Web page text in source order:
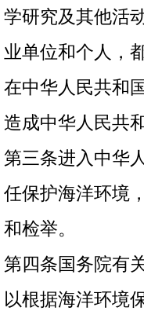
学研究及其他活
业单位和个人，
在中华人民共和
造成中华人民共
第三条进入中华
任保护海洋环境
和检举。
第四条国务院有
以根据海洋环境